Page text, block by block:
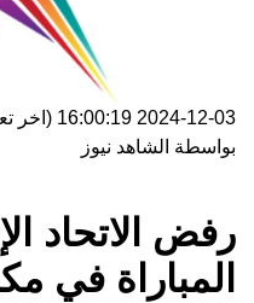
2024-12-03 16:00:19 (اخر
بواسطة الشاهد نيوز
رفض الاتحاد
المباراة في